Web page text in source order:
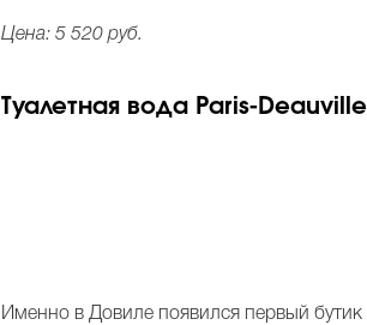
Цена: 5 520 руб.
Туалетная вода Paris-
Именно в Довиле появился первый